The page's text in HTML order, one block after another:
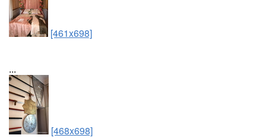
[461x698]
...
[468x698]